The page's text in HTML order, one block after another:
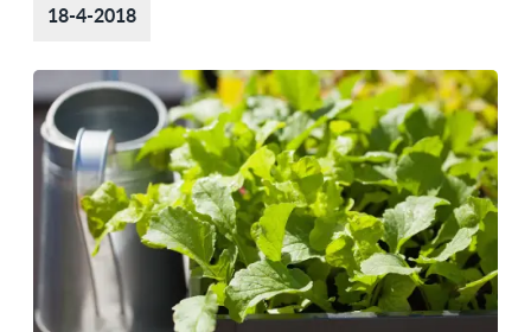
18-4-2018